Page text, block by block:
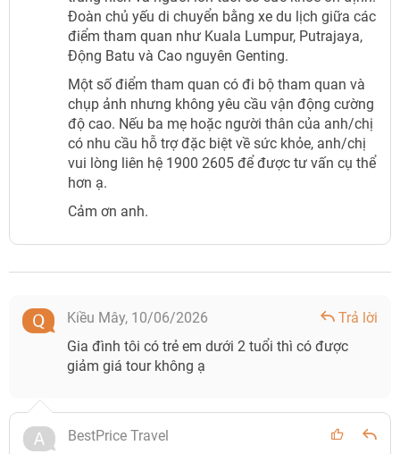
Đoàn chủ yếu di chuyển bằng xe du lịch giữa các
điểm tham quan như Kuala Lumpur, Putrajaya,
Động Batu và Cao nguyên Genting.
Một số điểm tham quan có đi bộ tham quan và
chụp ảnh nhưng không yêu cầu vận động cường
độ cao. Nếu ba mẹ hoặc người thân của anh/chị
có nhu cầu hỗ trợ đặc biệt về sức khỏe, anh/chị
vui lòng liên hệ 1900 2605 để được tư vấn cụ thể
hơn ạ.
Cảm ơn anh.
Kiều Mây, 10/06/2026
Trả lời
Gia đình tôi có trẻ em dưới 2 tuổi thì có được
giảm giá tour không ạ
BestPrice Travel